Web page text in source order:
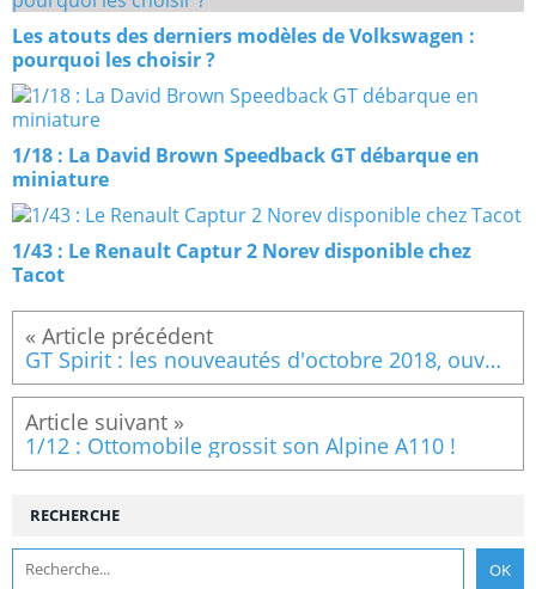
Les atouts des derniers modèles de Volkswagen :
pourquoi les choisir ?
1/18 : La David Brown Speedback GT débarque en
miniature
1/43 : Le Renault Captur 2 Norev disponible chez
Tacot
GT Spirit : les nouveautés d'octobre 2018, ouverture des précommandes
1/12 : Ottomobile grossit son Alpine A110 !
RECHERCHE